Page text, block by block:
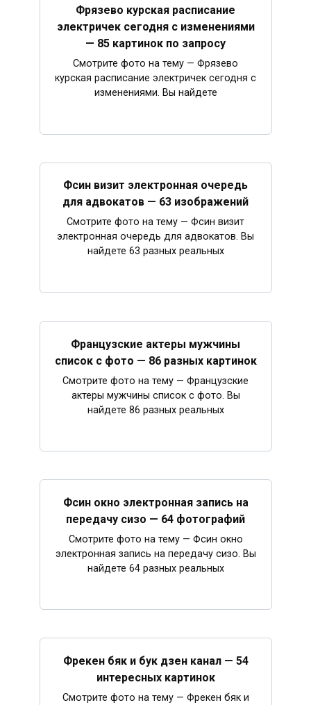
Фрязево курская расписание
электричек сегодня с изменениями
— 85 картинок по запросу
Смотрите фото на тему — Фрязево
курская расписание электричек сегодня с
изменениями. Вы найдете
Фсин визит электронная очередь
для адвокатов — 63 изображений
Смотрите фото на тему — Фсин визит
электронная очередь для адвокатов. Вы
найдете 63 разных реальных
Французские актеры мужчины
список с фото — 86 разных картинок
Смотрите фото на тему — Французские
актеры мужчины список с фото. Вы
найдете 86 разных реальных
Фсин окно электронная запись на
передачу сизо — 64 фотографий
Смотрите фото на тему — Фсин окно
электронная запись на передачу сизо. Вы
найдете 64 разных реальных
Фрекен бяк и бук дзен канал — 54
интересных картинок
Смотрите фото на тему — Фрекен бяк и